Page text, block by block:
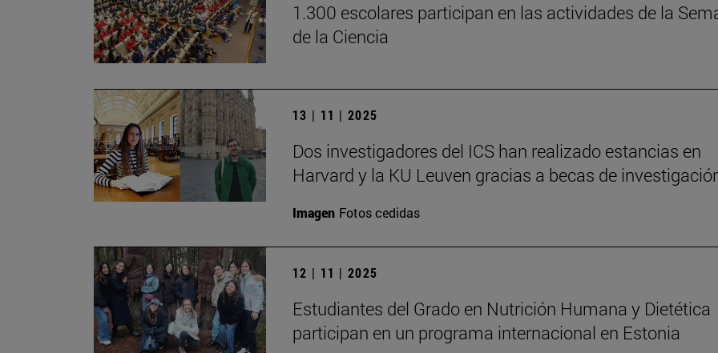
1.300 escolares participan en las actividades de la
de la Ciencia
13 | 11 | 2025
Dos investigadores del ICS han realizado estancias en
Harvard y la KU Leuven gracias a becas de
Imagen Fotos cedidas
12 | 11 | 2025
Estudiantes del Grado en Nutrición Humana y Dietética
participan en un programa internacional en Estonia